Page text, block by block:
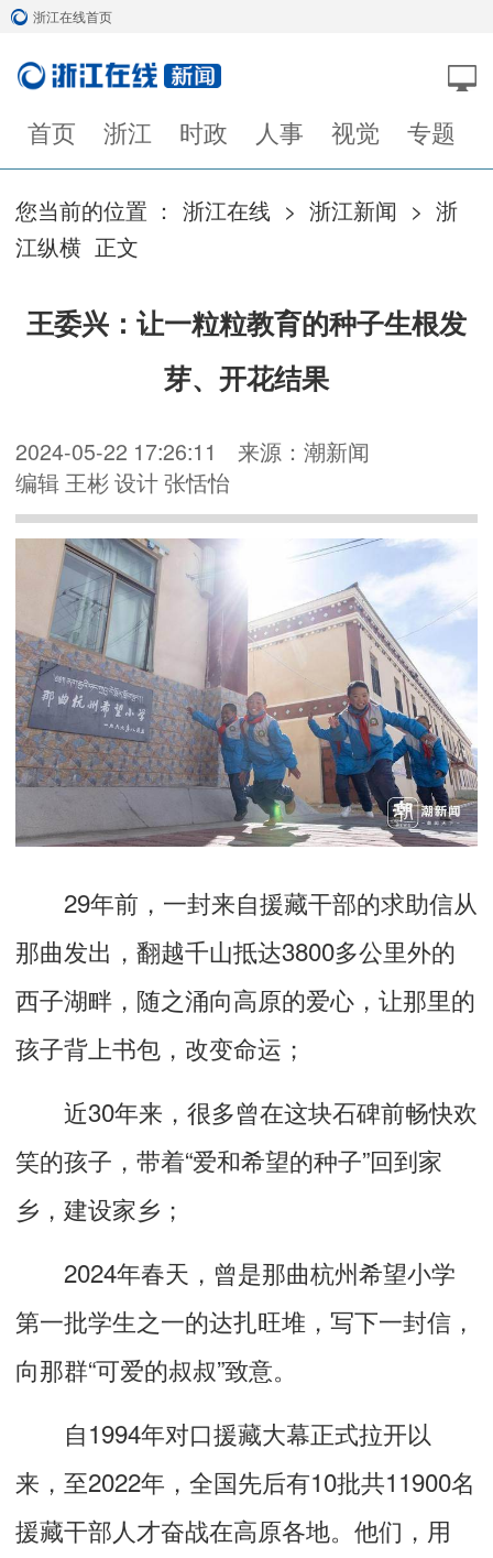
浙江在线首页
首页 浙江 时政 人事 视觉 专题
您当前的位置 ： 浙江在线 > 浙江新闻 > 浙
江纵横 正文
王委兴：让一粒粒教育的种子生根发
芽、开花结果
2024-05-22 17:26:11
来源：潮新闻
编辑 王彬 设计 张恬怡
29年前，一封来自援藏干部的求助信从
那曲发出，翻越千山抵达3800多公里外的
西子湖畔，随之涌向高原的爱心，让那里的
孩子背上书包，改变命运；
近30年来，很多曾在这块石碑前畅快欢
笑的孩子，带着“爱和希望的种子”回到家
乡，建设家乡；
2024年春天，曾是那曲杭州希望小学
第一批学生之一的达扎旺堆，写下一封信，
向那群“可爱的叔叔”致意。
自1994年对口援藏大幕正式拉开以
来，至2022年，全国先后有10批共11900名
援藏干部人才奋战在高原各地。他们，用